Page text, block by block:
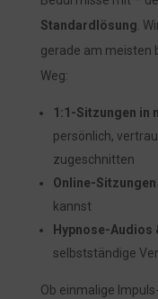
Standardlösung .
gerade am meisten
Weg:
1:1-Sitzungen in
persönlich,
zugeschnitten
Online-Sitzungen
kannst
Hypnose-Audios
selbstständige
Ob einmalige